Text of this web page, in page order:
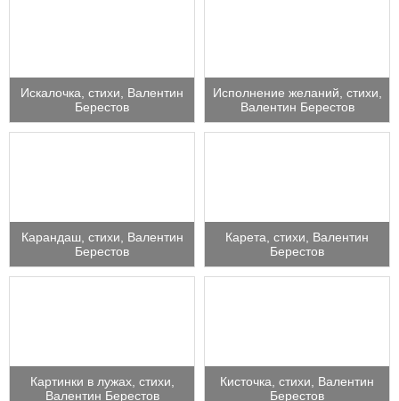
Искалочка, стихи, Валентин
Берестов
Исполнение желаний, стихи,
Валентин Берестов
Карандаш, стихи, Валентин
Берестов
Карета, стихи, Валентин
Берестов
Картинки в лужах, стихи,
Валентин Берестов
Кисточка, стихи, Валентин
Берестов